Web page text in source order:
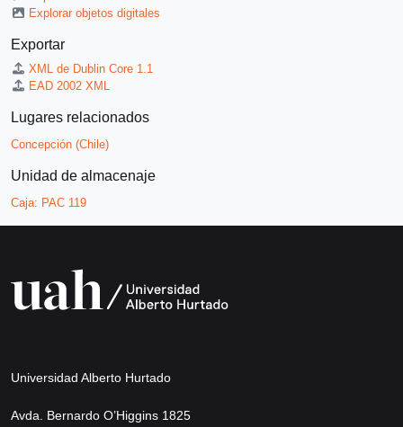
Explorar objetos digitales
Exportar
XML de Dublin Core 1.1
EAD 2002 XML
Lugares relacionados
Concepción (Chile)
Unidad de almacenaje
Caja: PAC 119
Universidad Alberto Hurtado
Avda. Bernardo O’Higgins 1825